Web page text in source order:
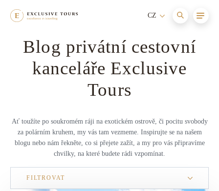
CZ
Blog privátní cestovní
kanceláře Exclusive
Tours
Ať toužíte po soukromém ráji na exotickém ostrově, či pocitu svobody
za polárním kruhem, my vás tam vezmeme. Inspirujte se na našem
blogu nebo nám řekněte, co si přejete zažít, a my pro vás připravíme
chvilky, na které budete rádi vzpomínat.
FILTROVAT
Afrika
Asie
Austrálie a Oceánie
Evropa
Jižní Amerika
Karibik
Cesty s itinerářem Nové
Aktivní dovolená
Relaxace a wellness
Dovolená s dětmi
Dobrodružství
Dovolená na horách
Maledivy
Itálie
Jihoafrická republika
Francie
Mauricius